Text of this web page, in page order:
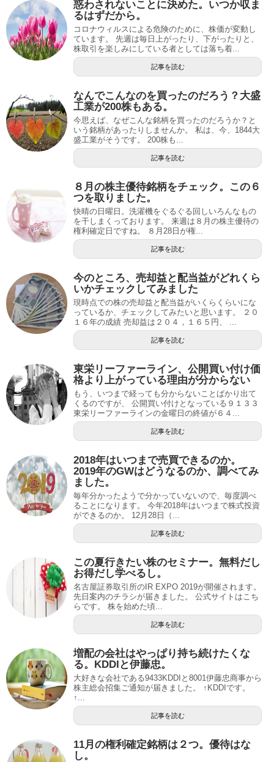
惑わされないことに決めた。いつか収ま
るはずだから。
コロナウィルスによる危険のために、株価が変動し
ています。 先週は毎日上がったり、下がったりと、
株取引を楽しみにしている者としては落ち着...
記事を読む
なんでこんなのを買ったのだろう？大盛
工業が200株もある。
今思えば、なぜこんな銘柄を買ったのだろうか？と
いう銘柄があったりしませんか。 私は、今、1844大
盛工業がそうです。 200株も...
記事を読む
８月の株主優待銘柄をチェック。この６
つを取りました。
快晴の日曜日。洗濯機をぐるぐる回しいろんなもの
を干しまくっております。 来週は８月の株主優待の
権利確定日ですね。 ８月28日が権...
記事を読む
今のところ、売却益と配当益がどれくら
いかチェックしてみました
現時点での株の売却益と配当益がいくらくらいにな
っているか、チェックしてみたいと思います。 ２０
１６年の成績 売却益は２０４，１６５円、 ...
記事を読む
東栄リーファーライン、公開買い付け価
格より上がっている理由が分からない
もう、いつまで経っても分からないことばかり出て
くるのですが、 公開買い付けとなっている９１３３
東栄リーファーラインの金曜日の終値が６４...
記事を読む
2018年はいつまで売買できるのか。
2019年のGWはどうなるのか、調べてみ
ました。
毎年分かったようで分かっていないので、毎度調べ
ることになります。 今年2018年はいつまで株式投資
ができるのか。 12月28日（...
記事を読む
この夏行きたい株のセミナー。無料だし
お得だし学べるし。
名古屋証券取引所のIR EXPO 2019が開催されます。
先日案内のチラシが届きました。 公式サイトはこち
らです。 株を始めた頃...
記事を読む
増配の会社はやっぱり持ち続けたくな
る。KDDIと伊藤忠。
大好きな会社である9433KDDIと8001伊藤忠商事から
株主総会招集ご通知が届きました。 ↑KDDIです。
↑...
記事を読む
11月の権利確定銘柄は２つ。優待はな
し。